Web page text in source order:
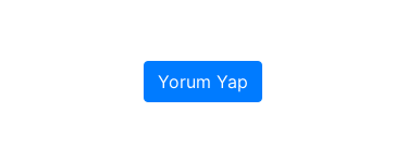
Yorum Yap